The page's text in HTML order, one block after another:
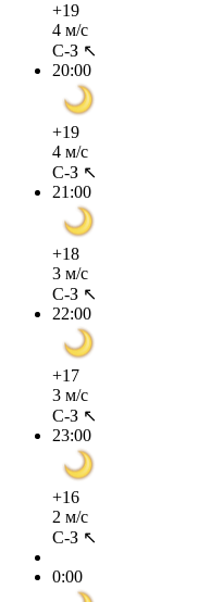
+19
4 м/с
С-З ↖
20:00
+19
4 м/с
С-З ↖
21:00
+18
3 м/с
С-З ↖
22:00
+17
3 м/с
С-З ↖
23:00
+16
2 м/с
С-З ↖
0:00